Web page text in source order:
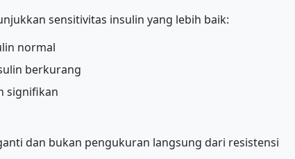
sensitivitas insulin yang lebih baik:
normal
berkurang
signifikan
dan bukan pengukuran langsung dari resistensi